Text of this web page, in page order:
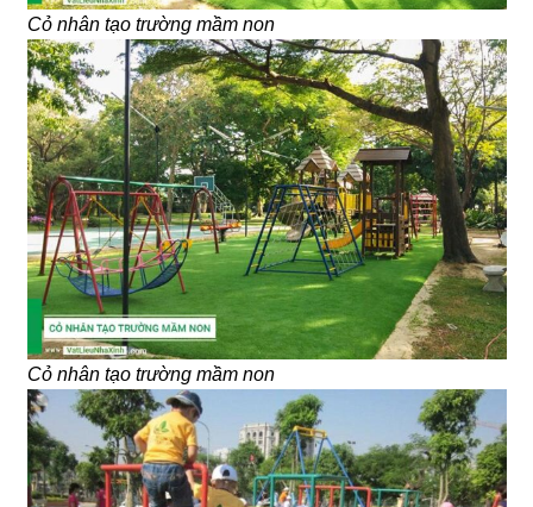
Cỏ nhân tạo trường mầm non
Cỏ nhân tạo trường mầm non